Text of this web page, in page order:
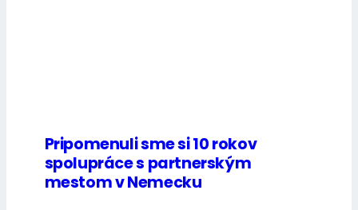
Pripomenuli sme si 10 rokov
spolupráce s partnerským
mestom v Nemecku